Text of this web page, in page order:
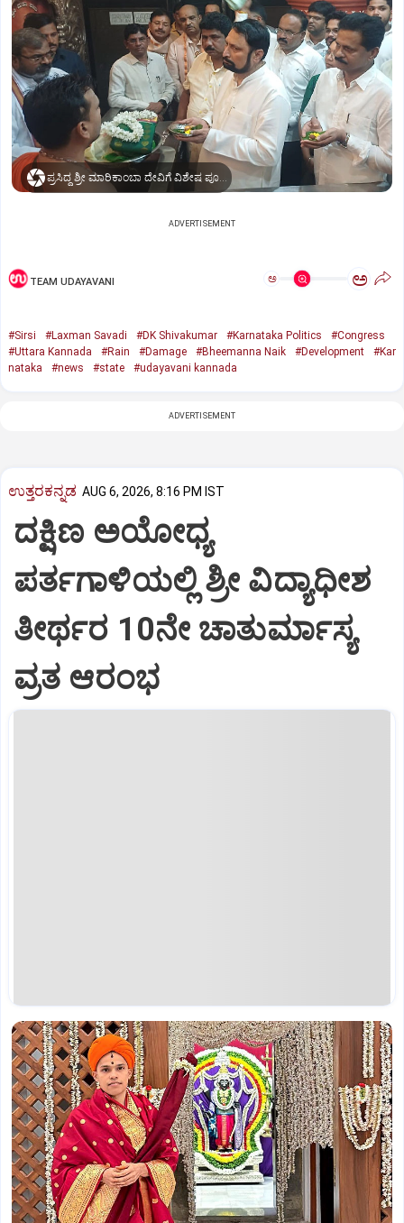
ಪ್ರಸಿದ್ಧ ಶ್ರೀ ಮಾರಿಕಾಂಬಾ ದೇವಿಗೆ ವಿಶೇಷ ಪೂಜೆ ಸಲ್ಲಿಸಿದ ಶಾಸಕ ಲಕ್ಷ್ಮಣ ಸವದಿ
ADVERTISEMENT
TEAM UDAYAVANI ಅ ಅ
#Sirsi #Laxman Savadi #DK Shivakumar #Karnataka Politics
#Congress
#Uttara Kannada
#Rain #Damage #Bheemanna Naik #Development
#Kar
nataka
#news #state #udayavani kannada
ADVERTISEMENT
ಉತ್ತರಕನ್ನಡ AUG 6, 2026, 8:16 PM IST
ದಕ್ಷಿಣ ಅಯೋಧ್ಯ
ಪರ್ತಗಾಳಿಯಲ್ಲಿ ಶ್ರೀ ವಿದ್ಯಾಧೀಶ
ತೀರ್ಥರ 10ನೇ ಚಾತುರ್ಮಾಸ್ಯ
ವ್ರತ ಆರಂಭ